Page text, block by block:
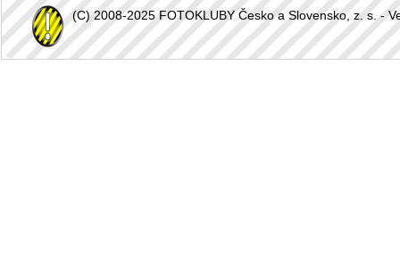
(C) 2008-2025 FOTOKLUBY Česko a Slovensko, z. s. -